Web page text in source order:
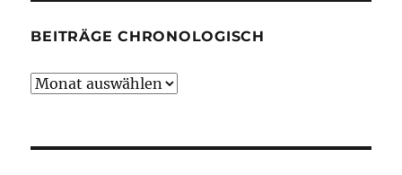
BEITRÄGE CHRONOLOGISCH
Beiträge